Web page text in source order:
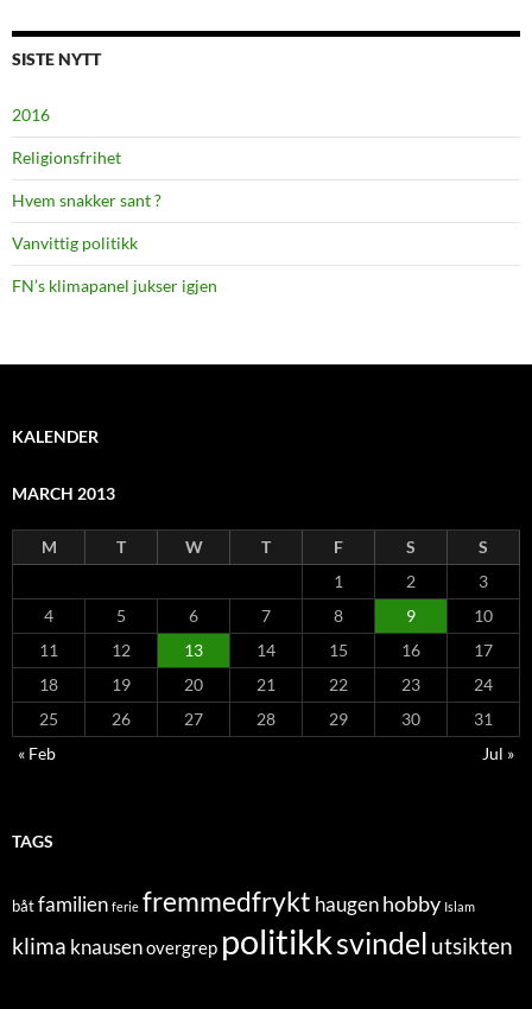
SISTE NYTT
2016
Religionsfrihet
Hvem snakker sant ?
Vanvittig politikk
FN’s klimapanel jukser igjen
KALENDER
MARCH 2013
M T W T F S
S
1
2
3
4
5 6 7 8 9
10
11
12 13 14 15 16
17
18
19 20 21 22 23
24
25
26 27 28 29 30
31
« Feb
Jul »
TAGS
båtfamilien ferie fremmedfrykt haugen hobby Islam
klima knausenovergrep politikksvindel utsikten